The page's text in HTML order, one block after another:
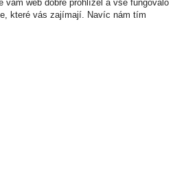
Cena za:krabičku (1 ks)
Skladem: více než 500
vám web dobře prohlížel a vše fungovalo
které vás zajímají. Navíc nám tím